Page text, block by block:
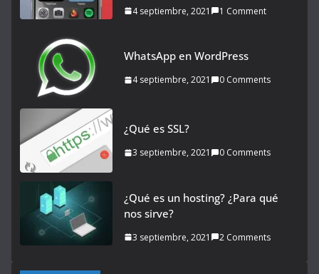
4 septiembre, 2021 1 Comment
WhatsApp en WordPress
4 septiembre, 2021 0 Comments
¿Qué es SSL?
3 septiembre, 2021 0 Comments
¿Qué es un hosting? ¿Para qué
nos sirve?
3 septiembre, 2021 2 Comments